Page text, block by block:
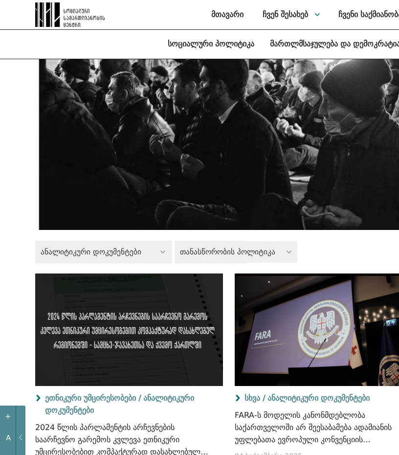
+
A
მთავარი ჩვენ შესახებ ჩვენი
სოციალური პოლიტიკა მართლმსაჯულება და
ანალიტიკური დოკუმენტები თანასწორობის პოლიტიკა
ეთნიკური უმცირესობები / ანალიტიკური
დოკუმენტები
2024 წლის პარლამენტის არჩევნების
საარჩევნო გარემოს კვლევა ეთნიკური
უმცირესობებით კომპაქტურად დასახლებულ
სხვა / ანალიტიკური დოკუმენტები
FARA-ს მოდელის კანონმდებლობა
საქართველოში არ შეესაბამება ადამიანის
უფლებათა ევროპული კონვენციის
სტანდარტებს - ევროპის საბჭოს ექსპერტთა